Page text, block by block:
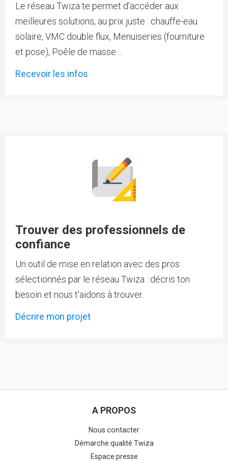
Le réseau Twiza te permet d'accéder aux
meilleures solutions, au prix juste : chauffe-eau
solaire, VMC double flux, Menuiseries (fourniture
et pose), Poêle de masse ...
Recevoir les infos
Trouver des professionnels de
confiance
Un outil de mise en relation avec des pros
sélectionnés par le réseau Twiza : décris ton
besoin et nous t'aidons à trouver.
Décrire mon projet
A PROPOS
Nous contacter
Démarche qualité Twiza
Espace presse